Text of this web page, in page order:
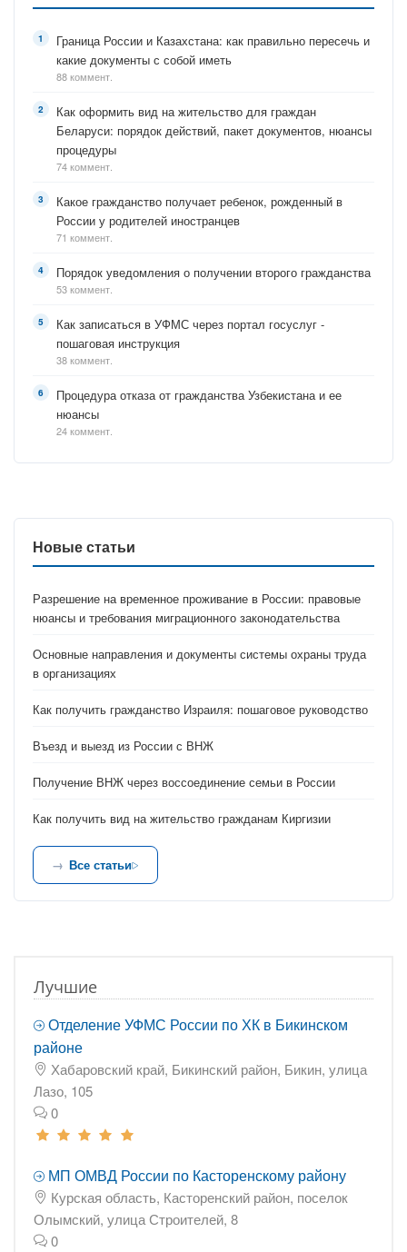
Граница России и Казахстана: как правильно пересечь и
какие документы с собой иметь
88 коммент.
Как оформить вид на жительство для граждан
Беларуси: порядок действий, пакет документов, нюансы
процедуры
74 коммент.
Какое гражданство получает ребенок, рожденный в
России у родителей иностранцев
71 коммент.
Порядок уведомления о получении второго гражданства
53 коммент.
Как записаться в УФМС через портал госуслуг -
пошаговая инструкция
38 коммент.
Процедура отказа от гражданства Узбекистана и ее
нюансы
24 коммент.
Новые статьи
Разрешение на временное проживание в России: правовые
нюансы и требования миграционного законодательства
Основные направления и документы системы охраны труда
в организациях
Как получить гражданство Израиля: пошаговое руководство
Въезд и выезд из России с ВНЖ
Получение ВНЖ через воссоединение семьи в России
Как получить вид на жительство гражданам Киргизии
Все статьи
Лучшие
Отделение УФМС России по ХК в Бикинском
районе
Хабаровский край, Бикинский район, Бикин, улица
Лазо, 105
0
МП ОМВД России по Касторенскому району
Курская область, Касторенский район, поселок
Олымский, улица Строителей, 8
0